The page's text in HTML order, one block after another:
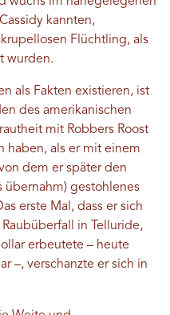
kannten,
Flüchtling, als
wurden.
als Fakten existieren, ist
des amerikanischen
mit Robbers Roost
haben, als er mit einem
dem er später den
übernahm) gestohlenes
erste Mal, dass er sich
in Telluride,
erbeutete – heute
–, verschanzte er sich in